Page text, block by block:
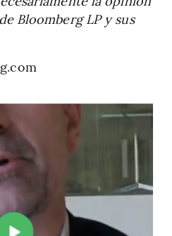
Bloomberg LP y sus